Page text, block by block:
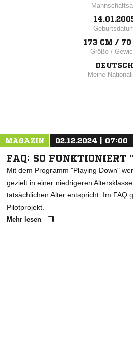
173 CM / 70
Größe /
DEUTSCH
Meine
MAGAZIN 02.12.2024 | 07:00
FAQ: SO FUNKTIONIERT
Mit dem Programm "Playing Down"
gezielt in einer niedrigeren
tatsächlichen Alter entspricht. Im FAQ
Pilotprojekt.
Mehr lesen